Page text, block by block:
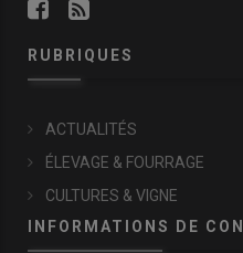
RUBRIQUES
ACTUALITÉS
ÉLEVAGE & FOURRAGE
CULTURES & VIGNE
INFORMATIONS DE